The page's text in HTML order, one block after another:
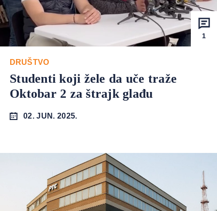
1
DRUŠTVO
Studenti koji žele da uče traže
Oktobar 2 za štrajk glađu
02. JUN. 2025.